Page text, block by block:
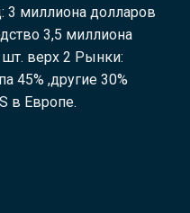
3 миллиона долларов
3,5 миллиона
верх 2 Рынки:
45% ,другие 30%
в Европе.